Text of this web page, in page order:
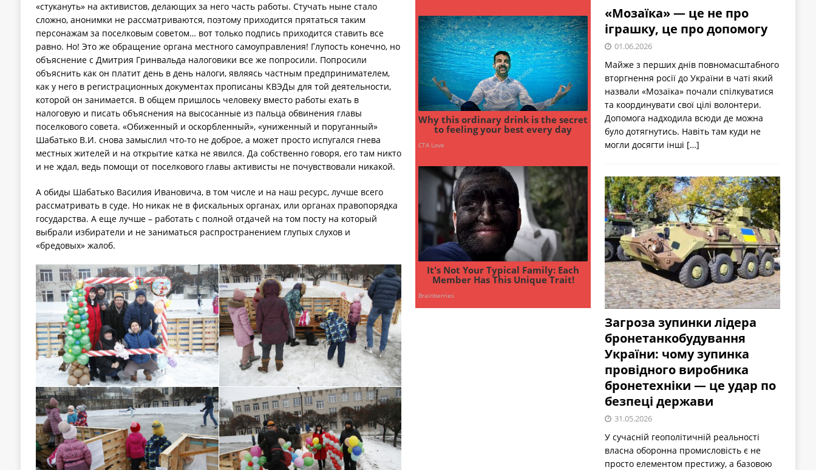
«стукануть» на активистов, делающих за него часть работы. Стучать ныне стало
сложно, анонимки не рассматриваются, поэтому приходится прятаться таким
персонажам за поселковым советом… вот только подпись приходится ставить все
равно. Но! Это же обращение органа местного самоуправления! Глупость конечно, но
объяснение с Дмитрия Гринвальда налоговики все же попросили. Попросили
объяснить как он платит день в день налоги, являясь частным предпринимателем,
как у него в регистрационных документах прописаны КВЭДы для той деятельности,
которой он занимается. В общем пришлось человеку вместо работы ехать в
налоговую и писать объяснения на высосанные из пальца обвинения главы
поселкового совета. «Обиженный и оскорбленный», «униженный и поруганный»
Шабатько В.И. снова замыслил что-то не доброе, а может просто испугался гнева
местных жителей и на открытие катка не явился. Да собственно говоря, его там никто
и не ждал, ведь помощи от поселкового главы активисты не почувствовали никакой.
А обиды Шабатько Василия Ивановича, в том числе и на наш ресурс, лучше всего
рассматривать в суде. Но никак не в фискальных органах, или органах правопорядка
государства. А еще лучше – работать с полной отдачей на том посту на который
выбрали избиратели и не заниматься распространением глупых слухов и
«бредовых» жалоб.
«Мозаїка» — це не про
іграшку, це про допомогу
01.06.2026
Майже з перших днів повномасштабного
вторгнення росії до України в чаті який
назвали «Мозаїка» почали спілкуватися
та координувати свої цілі волонтери.
Допомога надходила всюди де можна
було дотягнутись. Навіть там куди не
могли досягти інші […]
Загроза зупинки лідера
бронетанкобудування
України: чому зупинка
провідного виробника
бронетехніки — це удар по
безпеці держави
31.05.2026
У сучасній геополітичній реальності
власна оборонна промисловість є не
просто елементом престижу, а базовою